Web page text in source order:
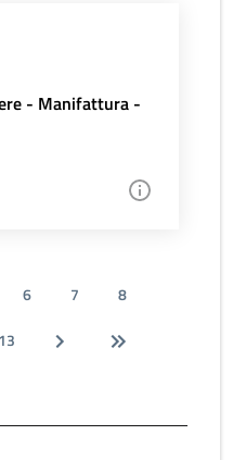
- Manifattura -
6 7
8
13